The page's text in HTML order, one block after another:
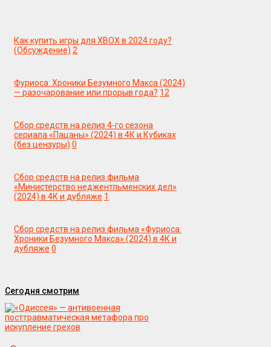
Как купить игры для XBOX в 2024 году?
(Обсуждение) 2
Фуриоса: Хроники Безумного Макса (2024)
— разочарование или прорыв года? 12
Сбор средств на релиз 4-го сезона
сериала «Пацаны» (2024) в 4К и Кубиках
(без цензуры) 0
Сбор средств на релиз фильма
«Министерство неджентльменских дел»
(2024) в 4К и дубляже 1
Сбор средств на релиз фильма «Фуриоса:
Хроники Безумного Макса» (2024) в 4К и
дубляже 0
Сегодня смотрим